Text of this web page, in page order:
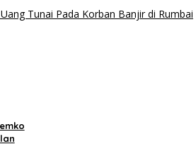
Tunai Pada Korban Banjir di Rumbai